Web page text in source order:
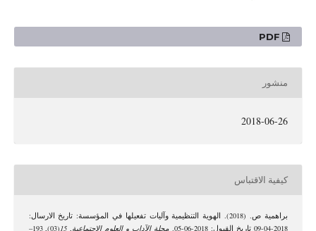
منشور
2018-06-26
كيفية الاقتباس
براهمية ص. (2018). الهوية التنظيمية وآليات تفعيلها في المؤسسة: تاريخ الارسال:
2018-04-09 تاريخ القبول: 2018-06-05.
مجلة الآداب و العلوم الإجتماعية,
15
(03), 193–